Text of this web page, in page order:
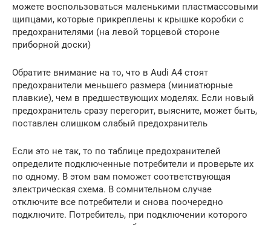
можете воспользоваться маленькими пластмассовыми
щипцами, которые прикреплены к крышке коробки с
предохранителями (на левой торцевой стороне
приборной доски)
Обратите внимание на то, что в Audi A4 стоят
предохранители меньшего размера (миниатюрные
плавкие), чем в предшествующих моделях. Если новый
предохранитель сразу перегорит, выясните, может быть,
поставлен слишком слабый предохранитель
Если это не так, то по таблице предохранителей
определите подключенные потребители и проверьте их
по одному. В этом вам поможет соответствующая
электрическая схема. В сомнительном случае
отключите все потребители и снова поочередно
подключите. Потребитель, при подключении которого